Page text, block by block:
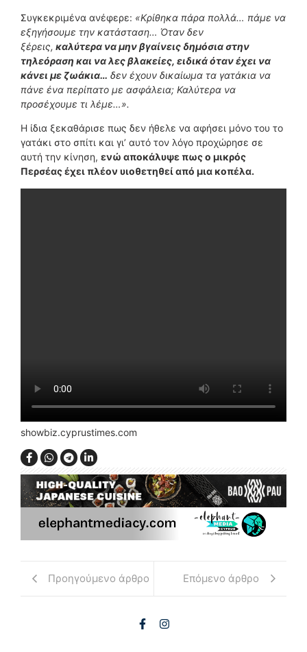
Συγκεκριμένα ανέφερε: «Κρίθηκα πάρα πολλά… πάμε να
εξηγήσουμε την κατάσταση… Όταν δεν
ξέρεις, καλύτερα να μην βγαίνεις δημόσια στην
τηλεόραση και να λες βλακείες, ειδικά όταν έχει να
κάνει με ζωάκια… δεν έχουν δικαίωμα τα γατάκια να
πάνε ένα περίπατο με ασφάλεια; Καλύτερα να
προσέχουμε τι λέμε…».
Η ίδια ξεκαθάρισε πως δεν ήθελε να αφήσει μόνο του το
γατάκι στο σπίτι και γι’ αυτό τον λόγο προχώρησε σε
αυτή την κίνηση, ενώ αποκάλυψε πως ο μικρός
Περσέας έχει πλέον υιοθετηθεί από μια κοπέλα.
showbiz.cyprustimes.com
Προηγούμενο άρθρο Επόμενο άρθρο